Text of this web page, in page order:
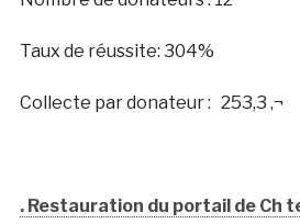
Taux de réussite: 304%
Collecte par donateur : 253,3 ‚¬
. Restauration du portail de Ch